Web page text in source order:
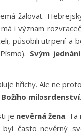
žalovat.
i význam
působili utrpení a
Svým
hříchy. Ale ne
milosrdenství
je nevěrná žena. Ta
často nevěrný